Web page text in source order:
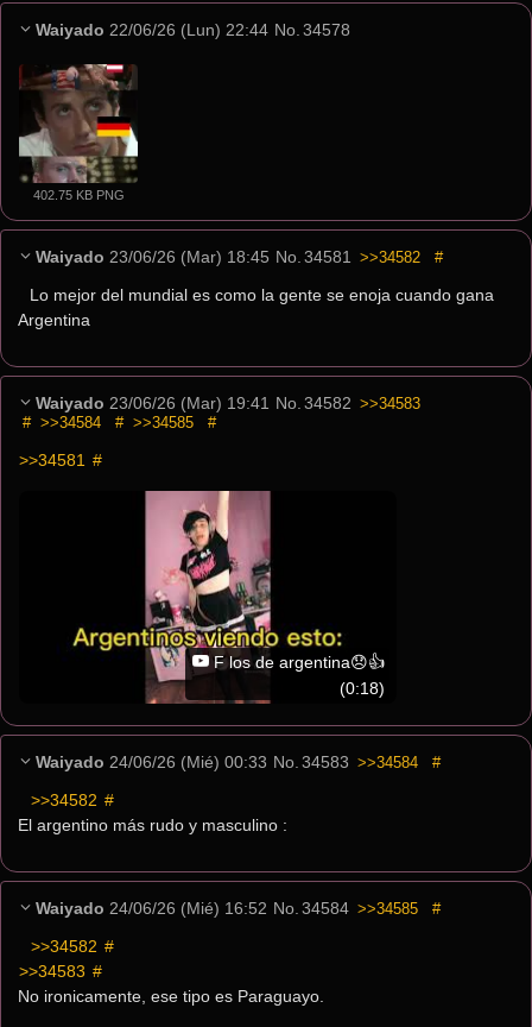
Waiyado 22/06/26 (Lun) 22:44 No. 34578
402.75 KB PNG
Waiyado 23/06/26 (Mar) 18:45 No. 34581 >>34582 #
Lo mejor del mundial es como la gente se enoja cuando gana
Argentina
Waiyado 23/06/26 (Mar) 19:41 No. 34582 >>34583
# >>34584 # >>34585 #
>>34581 #
F los de argentina😞👍
(0:18)
Waiyado 24/06/26 (Mié) 00:33 No. 34583 >>34584 #
>>34582 #
El argentino más rudo y masculino :
Waiyado 24/06/26 (Mié) 16:52 No. 34584 >>34585 #
>>34582 #
>>34583 #
No ironicamente, ese tipo es Paraguayo.